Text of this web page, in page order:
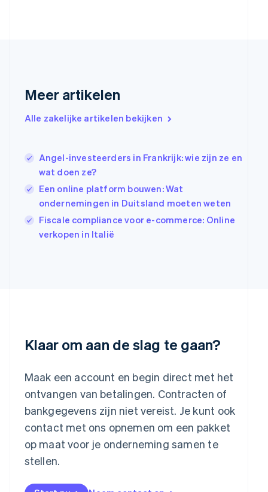
Meer artikelen
Alle zakelijke artikelen bekijken
Angel-investeerders in Frankrijk: wie zijn ze en
wat doen ze?
Een online platform bouwen: Wat
ondernemingen in Duitsland moeten weten
Fiscale compliance voor e-commerce: Online
verkopen in Italië
Klaar om aan de slag te gaan?
Maak een account en begin direct met het
ontvangen van betalingen. Contracten of
bankgegevens zijn niet vereist. Je kunt ook
contact met ons opnemen om een pakket
op maat voor je onderneming samen te
stellen.
English
English
Ierland
English
India
English
Italië
Italiano
Japan
日本語English
Luxemburg
Maleisië
Malta
English
Mexico
Nederland
Nederlands
English